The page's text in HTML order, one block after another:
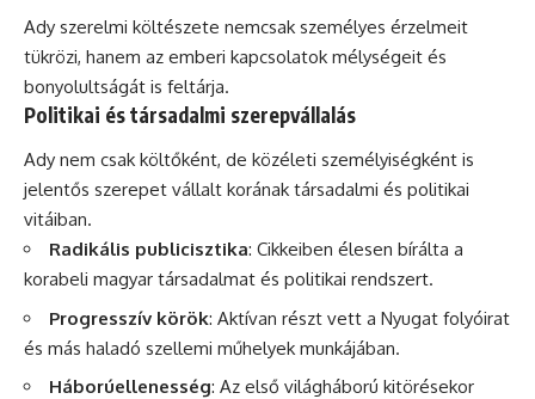
Ady szerelmi költészete nemcsak személyes érzelmeit
tükrözi, hanem az emberi kapcsolatok mélységeit és
bonyolultságát is feltárja.
Politikai és társadalmi szerepvállalás
Ady nem csak költőként, de közéleti személyiségként is
jelentős szerepet vállalt korának társadalmi és politikai
vitáiban.
Radikális publicisztika: Cikkeiben élesen bírálta a
korabeli magyar társadalmat és politikai rendszert.
Progresszív körök: Aktívan részt vett a Nyugat folyóirat
és más haladó szellemi műhelyek munkájában.
Háborúellenesség: Az első világháború kitörésekor